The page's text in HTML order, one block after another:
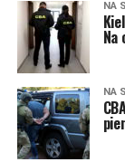
NA
Na
NA